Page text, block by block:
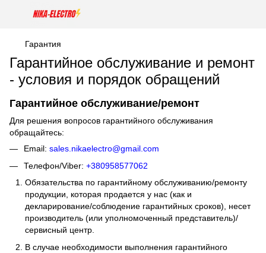
Гарантия
Гарантийное обслуживание и ремонт
- условия и порядок обращений
Гарантийное обслуживание/ремонт
Для решения вопросов гарантийного обслуживания
обращайтесь:
Email: sales.nikaelectro@gmail.com
Телефон/Viber: +380958577062
Обязательства по гарантийному обслуживанию/ремонту
продукции, которая продается у нас (как и
декларирование/соблюдение гарантийных сроков), несет
производитель (или уполномоченный представитель)/
сервисный центр.
В случае необходимости выполнения гарантийного